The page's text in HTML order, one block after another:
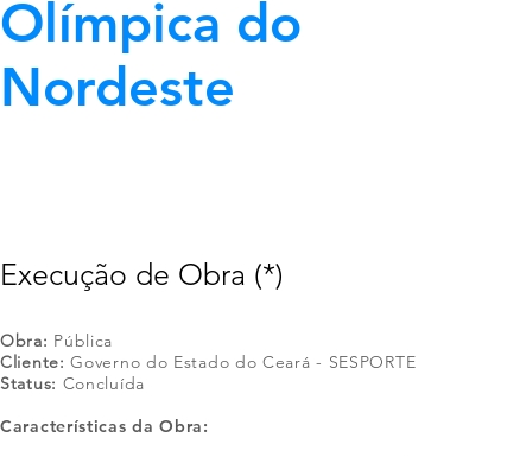
Olímpica do
Nordeste
Execução de Obra (*)
Obra: Pública
Cliente: Governo do Estado do Ceará - SESPORTE
Status: Concluída
Características da Obra: